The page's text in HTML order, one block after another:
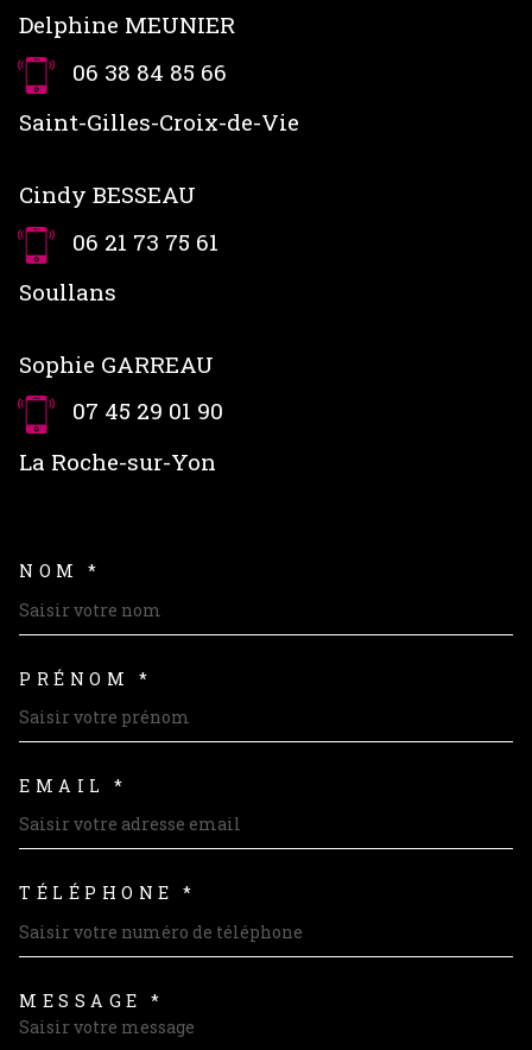
Delphine MEUNIER
06 38 84 85 66
Saint-Gilles-Croix-de-Vie
Cindy BESSEAU
06 21 73 75 61
Soullans
Sophie GARREAU
07 45 29 01 90
La Roche-sur-Yon
NOM *
PRÉNOM *
EMAIL *
TÉLÉPHONE *
MESSAGE *